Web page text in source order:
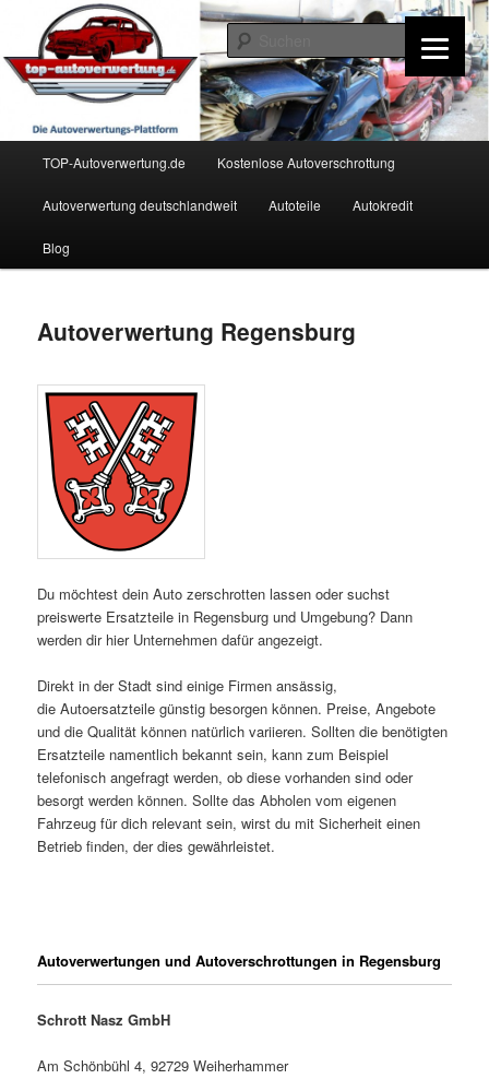
wechseln
TOP-Autoverwertung.de
TOP-Autoverwertung.de Kostenlose Autoverschrottung
Autoverwertung deutschlandweit Autoteile Autokredit
Blog
Autoverwertung Regensburg
Du möchtest dein Auto zerschrotten lassen oder suchst
preiswerte Ersatzteile in Regensburg und Umgebung? Dann
werden dir hier Unternehmen dafür angezeigt.
Direkt in der Stadt sind einige Firmen ansässig,
die Autoersatzteile günstig besorgen können. Preise, Angebote
und die Qualität können natürlich variieren. Sollten die benötigten
Ersatzteile namentlich bekannt sein, kann zum Beispiel
telefonisch angefragt werden, ob diese vorhanden sind oder
besorgt werden können. Sollte das Abholen vom eigenen
Fahrzeug für dich relevant sein, wirst du mit Sicherheit einen
Betrieb finden, der dies gewährleistet.
Autoverwertungen und Autoverschrottungen in Regensburg
Schrott Nasz GmbH
Am Schönbühl 4, 92729 Weiherhammer